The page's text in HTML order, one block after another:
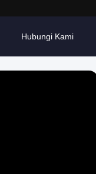
Hubungi Kami